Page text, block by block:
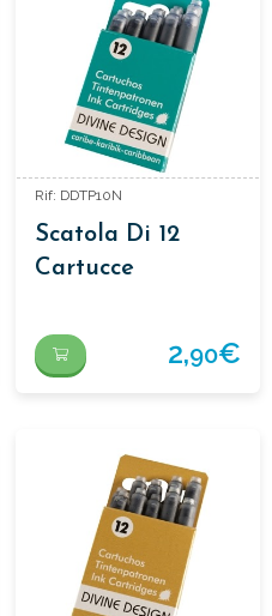
Rif: DDTP10N
Scatola Di 12
Cartucce
2,90€